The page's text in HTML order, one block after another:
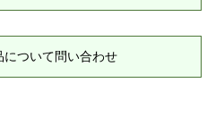
について問い合わせ